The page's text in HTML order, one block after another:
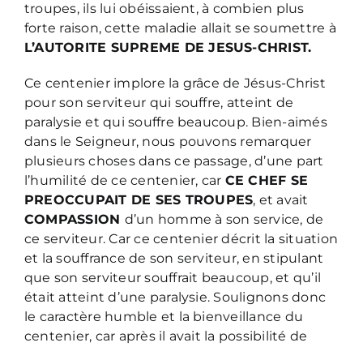
troupes, ils lui obéissaient, à combien plus
forte raison, cette maladie allait se soumettre à
L’AUTORITE SUPREME DE JESUS-CHRIST.
Ce centenier implore la grâce de Jésus-Christ
pour son serviteur qui souffre, atteint de
paralysie et qui souffre beaucoup. Bien-aimés
dans le Seigneur, nous pouvons remarquer
plusieurs choses dans ce passage, d’une part
l’humilité de ce centenier, car CE CHEF SE
PREOCCUPAIT DE SES TROUPES, et avait
COMPASSION d’un homme à son service, de
ce serviteur. Car ce centenier décrit la situation
et la souffrance de son serviteur, en stipulant
que son serviteur souffrait beaucoup, et qu’il
était atteint d’une paralysie. Soulignons donc
le caractère humble et la bienveillance du
centenier, car après il avait la possibilité de